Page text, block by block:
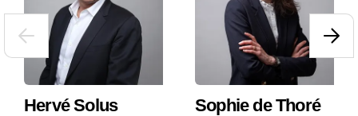
Hervé Solus Sophie de Thoré